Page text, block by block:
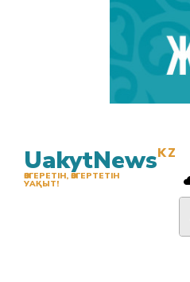
UakytNewsKZ
ӨЗГЕРЕТІН, ӨЗГЕРТЕТІН
УАҚЫТ!